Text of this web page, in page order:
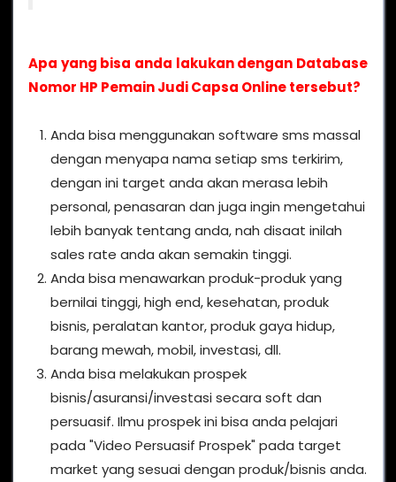
Apa yang bisa anda lakukan dengan Database
Nomor HP Pemain Judi Capsa Online tersebut?
Anda bisa menggunakan software sms massal
dengan menyapa nama setiap sms terkirim,
dengan ini target anda akan merasa lebih
personal, penasaran dan juga ingin mengetahui
lebih banyak tentang anda, nah disaat inilah
sales rate anda akan semakin tinggi.
Anda bisa menawarkan produk-produk yang
bernilai tinggi, high end, kesehatan, produk
bisnis, peralatan kantor, produk gaya hidup,
barang mewah, mobil, investasi, dll.
Anda bisa melakukan prospek
bisnis/asuransi/investasi secara soft dan
persuasif. Ilmu prospek ini bisa anda pelajari
pada "Video Persuasif Prospek" pada target
market yang sesuai dengan produk/bisnis anda.